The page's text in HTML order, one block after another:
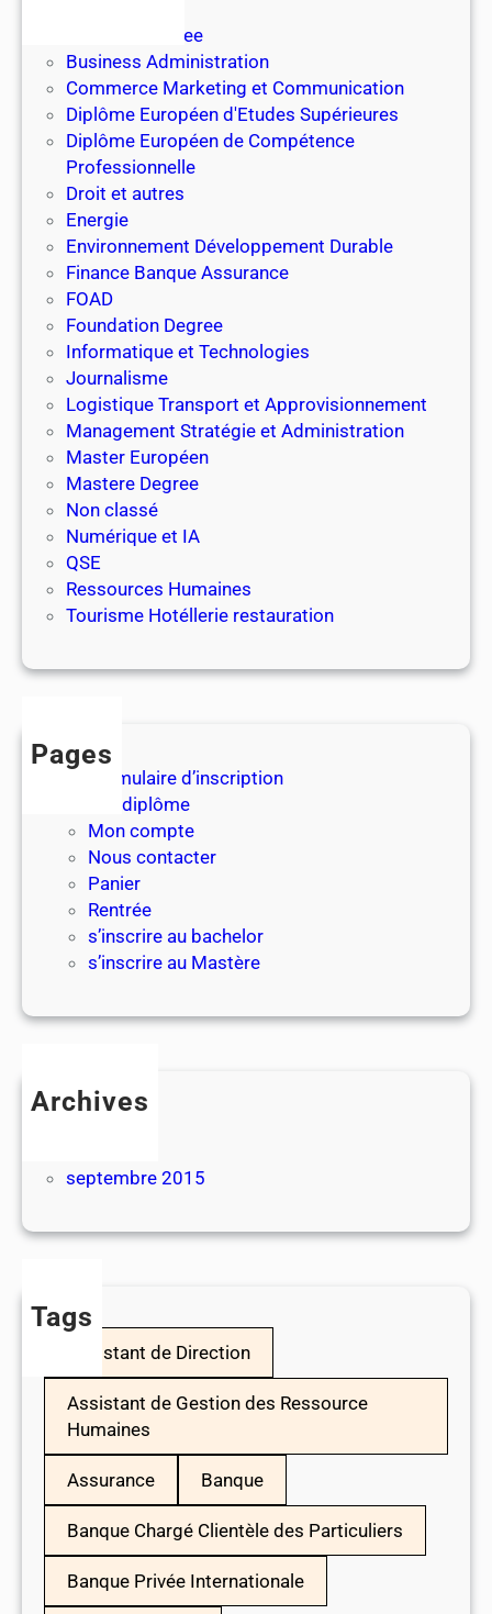
l
e
e
n
h
ô
e
l
e
r
i
e
r
e
s
t
a
r
a
i
Bachelor Degree
Business Administration
Commerce Marketing et Communication
Diplôme Européen d'Etudes Supérieures
Diplôme Européen de Compétence
Professionnelle
Droit et autres
Energie
Environnement Développement Durable
Finance Banque Assurance
FOAD
Foundation Degree
Informatique et Technologies
Journalisme
Logistique Transport et Approvisionnement
Management Stratégie et Administration
Master Européen
Mastere Degree
Non classé
Numérique et IA
QSE
Ressources Humaines
Tourisme Hotéllerie restauration
Pages
Formulaire d’inscription
Les diplôme
Mon compte
Nous contacter
Panier
Rentrée
s’inscrire au bachelor
s’inscrire au Mastère
Archives
septembre 2015
Tags
Assistant de Direction
Assistant de Gestion des Ressource
Humaines
Assurance Banque
Banque Chargé Clientèle des Particuliers
Banque Privée Internationale